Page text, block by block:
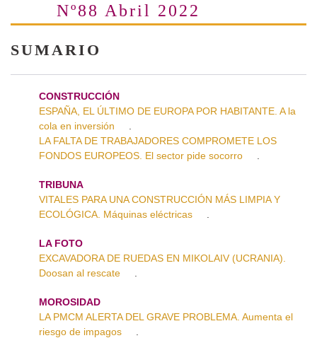
Nº88 Abril 2022
SUMARIO
CONSTRUCCIÓN
ESPAÑA, EL ÚLTIMO DE EUROPA POR HABITANTE. A la
cola en inversión
LA FALTA DE TRABAJADORES COMPROMETE LOS
FONDOS EUROPEOS. El sector pide socorro
TRIBUNA
VITALES PARA UNA CONSTRUCCIÓN MÁS LIMPIA Y
ECOLÓGICA. Máquinas eléctricas
LA FOTO
EXCAVADORA DE RUEDAS EN MIKOLAIV (UCRANIA).
Doosan al rescate
MOROSIDAD
LA PMCM ALERTA DEL GRAVE PROBLEMA. Aumenta el
riesgo de impagos